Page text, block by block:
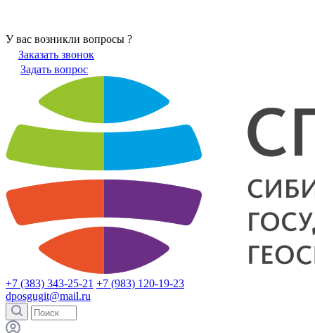
У вас возникли вопросы ?
Заказать звонок
Задать вопрос
+7 (383) 343-25-21 +7 (983) 120-19-23
dposgugit@mail.ru